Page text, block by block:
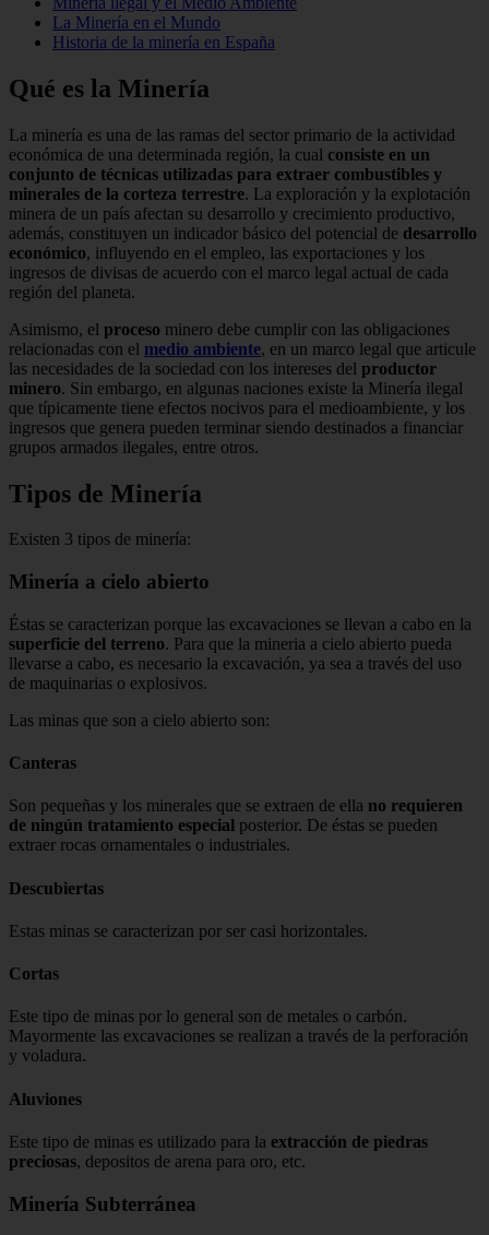
La Minería en el Mundo
Historia de la minería en España
Qué es la Minería
La minería es una de las ramas del sector primario de la actividad
económica de una determinada región, la cual consiste en un
conjunto de técnicas utilizadas para extraer combustibles y
minerales de la corteza terrestre. La exploración y la explotación
minera de un país afectan su desarrollo y crecimiento productivo,
además, constituyen un indicador básico del potencial de desarrollo
económico, influyendo en el empleo, las exportaciones y los
ingresos de divisas de acuerdo con el marco legal actual de cada
región del planeta.
Asimismo, el proceso minero debe cumplir con las obligaciones
relacionadas con el medio ambiente, en un marco legal que articule
las necesidades de la sociedad con los intereses del productor
minero. Sin embargo, en algunas naciones existe la Minería ilegal
que típicamente tiene efectos nocivos para el medioambiente, y los
ingresos que genera pueden terminar siendo destinados a financiar
grupos armados ilegales, entre otros.
Tipos de Minería
Existen 3 tipos de minería:
Minería a cielo abierto
Éstas se caracterizan porque las excavaciones se llevan a cabo en la
superficie del terreno. Para que la mineria a cielo abierto pueda
llevarse a cabo, es necesario la excavación, ya sea a través del uso
de maquinarias o explosivos.
Las minas que son a cielo abierto son:
Canteras
Son pequeñas y los minerales que se extraen de ella no requieren
de ningún tratamiento especial posterior. De éstas se pueden
extraer rocas ornamentales o industriales.
Descubiertas
Estas minas se caracterizan por ser casi horizontales.
Cortas
Este tipo de minas por lo general son de metales o carbón.
Mayormente las excavaciones se realizan a través de la perforación
y voladura.
Aluviones
Este tipo de minas es utilizado para la extracción de piedras
preciosas, depositos de arena para oro, etc.
Minería Subterránea